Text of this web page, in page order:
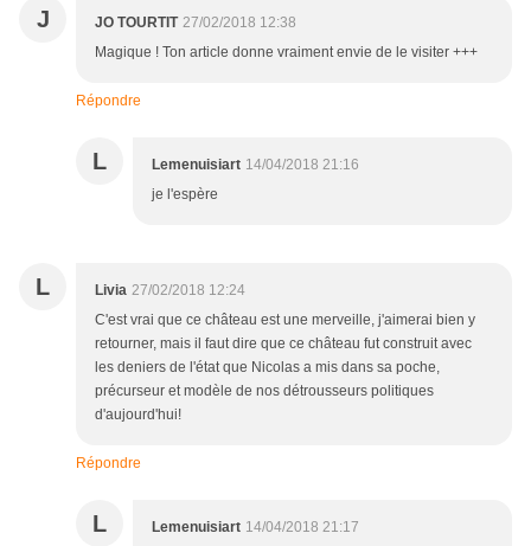
J JO TOURTIT 27/02/2018 12:38
Magique ! Ton article donne vraiment envie de le visiter +++
Répondre
L Lemenuisiart 14/04/2018 21:16
je l'espère
L Livia 27/02/2018 12:24
C'est vrai que ce château est une merveille, j'aimerai bien y
retourner, mais il faut dire que ce château fut construit avec
les deniers de l'état que Nicolas a mis dans sa poche,
précurseur et modèle de nos détrousseurs politiques
d'aujourd'hui!
Répondre
L Lemenuisiart 14/04/2018 21:17